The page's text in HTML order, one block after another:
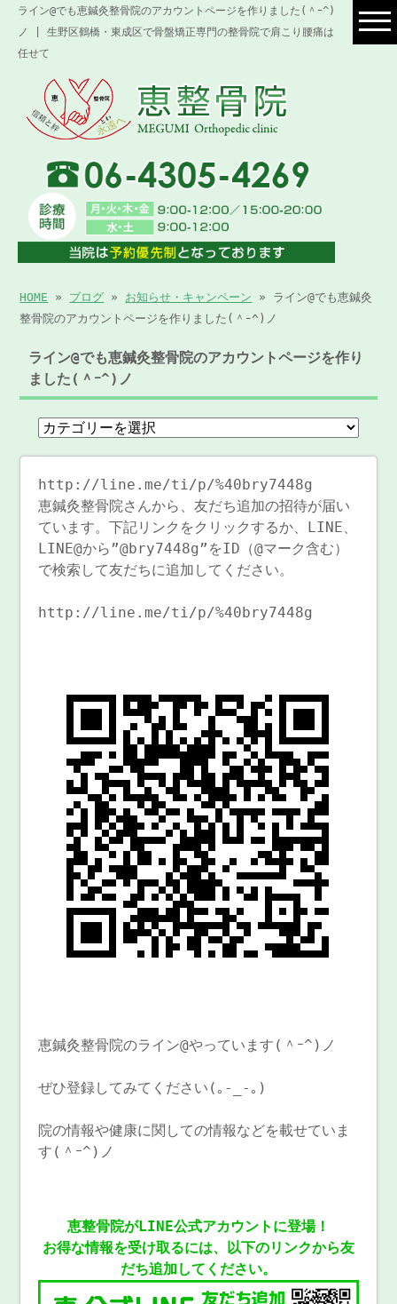
ライン@でも恵鍼灸整骨院のアカウントページを作りました(＾ｰ^)
ノ | 生野区鶴橋・東成区で骨盤矯正専門の整骨院で肩こり腰痛は
任せて
HOME » ブログ » お知らせ・キャンペーン » ライン@でも恵鍼灸
整骨院のアカウントページを作りました(＾ｰ^)ノ
ライン@でも恵鍼灸整骨院のアカウントページを作り
ました(＾ｰ^)ノ
http://line.me/ti/p/%40bry7448g
恵鍼灸整骨院さんから、友だち追加の招待が届い
ています。下記リンクをクリックするか、LINE、
LINE@から”@bry7448g”をID（@マーク含む）
で検索して友だちに追加してください。
http://line.me/ti/p/%40bry7448g
恵鍼灸整骨院のライン@やっています(＾ｰ^)ノ
ぜひ登録してみてください(｡-_-｡)
院の情報や健康に関しての情報などを載せていま
す(＾ｰ^)ノ
恵整骨院がLINE公式アカウントに登場！
お得な情報を受け取るには、以下のリンクから友
だち追加してください。